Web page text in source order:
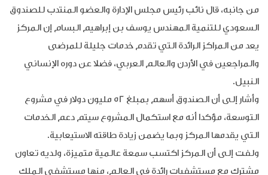
من جانبه، قال نائب رئيس مجلس الإدارة والعضو المنتدب للصندوق
السعودي للتنمية المهندس يوسف بن إبراهيم البسام إن المركز
يعد من المراكز الرائدة التي تقدم خدمات جليلة للمرضى
والمراجعين في الأردن والعالم العربي، فضلا عن دوره الإنساني
النبيل.
وأشار إلى أن الصندوق أسهم بمبلغ 52 مليون دولار في مشروع
التوسعة، مؤكدا أنه مع استكمال المشروع سيتم دعم الخدمات
التي يقدمها المركز وبما يضمن زيادة طاقته الاستيعابية.
ولفت إلى أن المركز اكتسب سمعة عالمية متميزة، ولديه تعاون
مشترك مع مستشفيات رائدة في العالم، منها مستشفى الملك